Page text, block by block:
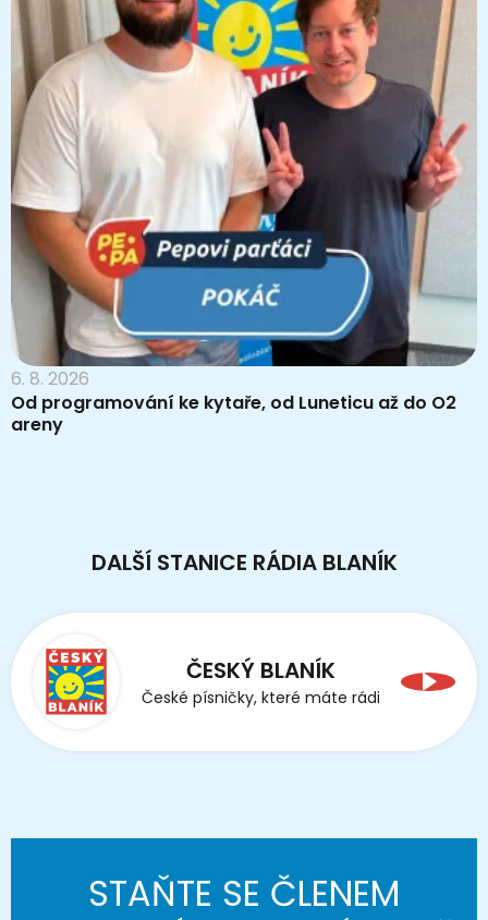
6. 8. 2026
Od programování ke kytaře, od Luneticu až do O2
areny
DALŠÍ STANICE RÁDIA BLANÍK
ČESKÝ BLANÍK
České písničky, které máte rádi
STAŇTE SE ČLENEM